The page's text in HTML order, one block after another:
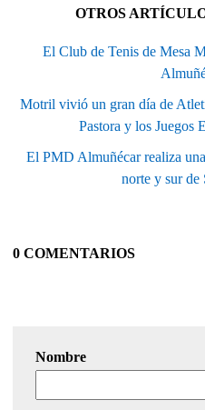
OTROS
El Club de Tenis de Mesa
Motril vivió un gran día de
Pastora y los Juegos
El PMD Almuñécar realiza
norte y sur de
0 COMENTARIOS
Nombre